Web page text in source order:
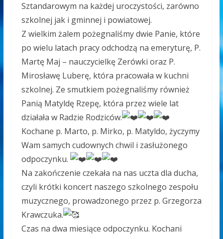
Sztandarowym na każdej uroczystości, zarówno
szkolnej jak i gminnej i powiatowej.
Z wielkim żalem pożegnaliśmy dwie Panie, które
po wielu latach pracy odchodzą na emeryturę, P.
Martę Maj – nauczycielkę Zerówki oraz P.
Mirosławę Luberę, która pracowała w kuchni
szkolnej. Ze smutkiem pożegnaliśmy również
Panią Matyldę Rzepę, która przez wiele lat
działała w Radzie Rodziców.
Kochane p. Marto, p. Mirko, p. Matyldo, życzymy
Wam samych cudownych chwil i zasłużonego
odpoczynku.
Na zakończenie czekała na nas uczta dla ducha,
czyli krótki koncert naszego szkolnego zespołu
muzycznego, prowadzonego przez p. Grzegorza
Krawczuka.
Czas na dwa miesiące odpoczynku. Kochani